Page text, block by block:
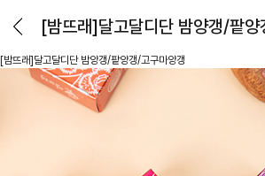
[밤뜨래]달고달디단 밤양갱/팥양
[밤뜨래]달고달디단 밤양갱/팥양갱/고구마양갱